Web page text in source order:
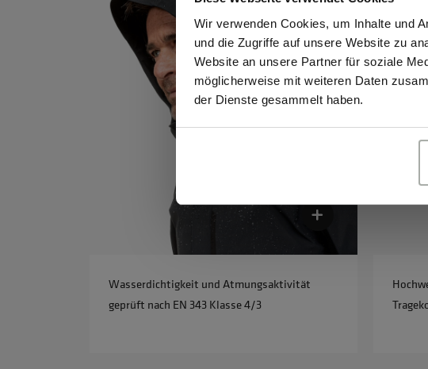
Wir verwenden Cookies, um Inhalte und
und die Zugriffe auf unsere Website zu
Website an unsere Partner für soziale
möglicherweise mit weiteren Daten
der Dienste gesammelt haben.
Wasserdichtigkeit und Atmungsaktivität
geprüft nach EN 343 Klasse 4/3
Ich bestätige, dass